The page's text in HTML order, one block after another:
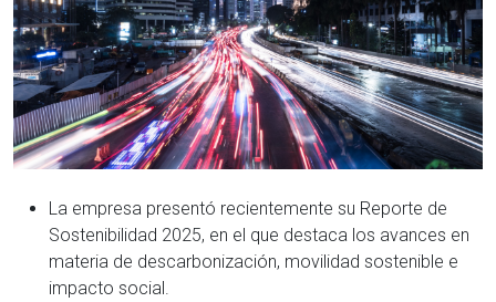
La empresa presentó recientemente su Reporte de
Sostenibilidad 2025, en el que destaca los avances en
materia de descarbonización, movilidad sostenible e
impacto social.